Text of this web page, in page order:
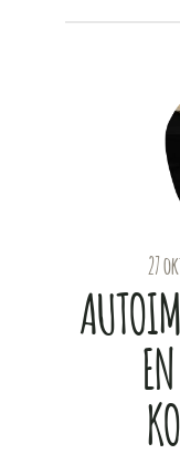
27